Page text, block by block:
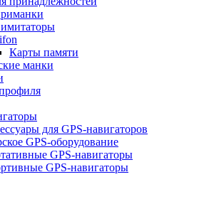
Карты памяти
манки
для GPS-навигаторов
GPS-оборудование
GPS-навигаторы
GPS-навигаторы